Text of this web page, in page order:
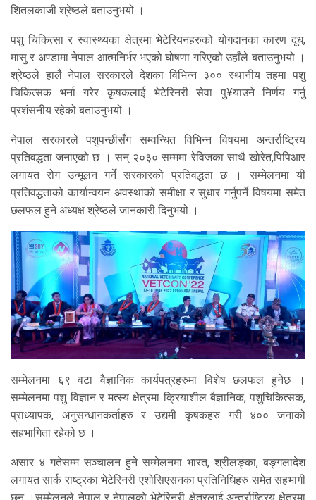
शितलकाजी श्रेष्ठले बताउनुभयो ।
पशु चिकित्सा र स्वास्थ्यका क्षेत्रमा भेटेरियनहरुको योगदानका कारण दूध,
मासु र अण्डामा नेपाल आत्मनिर्भर भएको घोषणा गरिएको उहाँले बताउनुभयो ।
श्रेष्ठले हालै नेपाल सरकारले देशका विभिन्न ३०० स्थानीय तहमा पशु
चिकित्सक भर्ना गरेर कृषकलाई भेटेरिनरी सेवा पु¥याउने निर्णय गर्नु
प्रशंसनीय रहेको बताउनुभयो ।
नेपाल सरकारले पशुपन्छीसँग सम्वन्धित विभिन्न विषयमा अन्तर्राष्ट्रिय
प्रतिवद्धता जनाएको छ । सन् २०३० सम्ममा रेविजका साथै खोरेत,पिपिआर
लगायत रोग उन्मूलन गर्ने सरकारको प्रतिवद्धता छ । सम्मेलनमा यी
प्रतिवद्धताको कार्यान्वयन अवस्थाको समीक्षा र सुधार गर्नुपर्ने विषयमा समेत
छलफल हुने अध्यक्ष श्रेष्ठले जानकारी दिनुभयो ।
सम्मेलनमा ६९ वटा वैज्ञानिक कार्यपत्रहरुमा विशेष छलफल हुनेछ ।
सम्मेलनमा पशु विज्ञान र मत्स्य क्षेत्रमा क्रियाशील बैज्ञानिक, पशुचिकित्सक,
प्राध्यापक, अनुसन्धानकर्ताहरु र उद्यमी कृषकहरु गरी ४०० जनाको
सहभागिता रहेको छ ।
असार ४ गतेसम्म सञ्चालन हुने सम्मेलनमा भारत, श्रीलङ्का, बङ्गलादेश
लगायत सार्क राष्ट्रका भेटेरिनरी एशोसिएसनका प्रतिनिधिहरु समेत सहभागी